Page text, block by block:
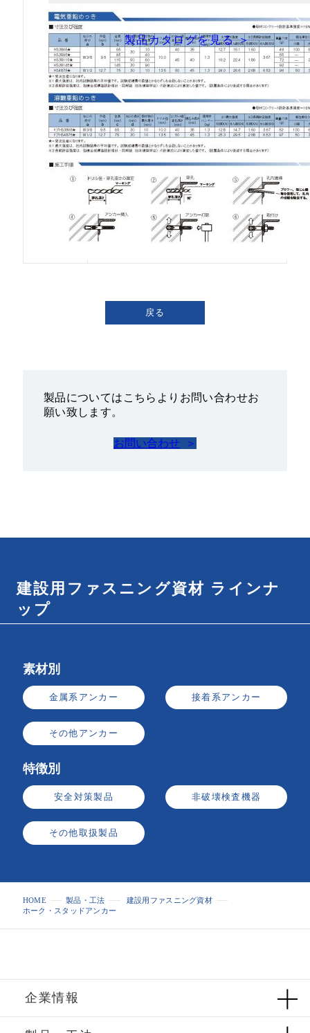
製品カタログを見る ＞
戻る
製品についてはこちらよりお問い合わせお
願い致します。
お問い合わせ
建設用ファスニング資材 ラインナ
ップ
素材別
金属系アンカー 接着系アンカー
その他アンカー
特徴別
安全対策製品 非破壊検査機器
その他取扱製品
HOME 製品・工法
建設用ファスニング資材
ホーク・スタッドアンカー
企業情報